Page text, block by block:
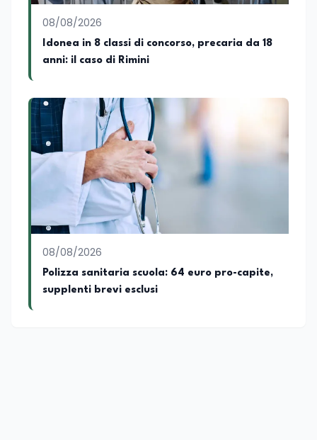
08/08/2026
Idonea in 8 classi di concorso, precaria da 18
anni: il caso di Rimini
08/08/2026
Polizza sanitaria scuola: 64 euro pro-capite,
supplenti brevi esclusi